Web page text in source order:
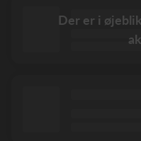
Der er i